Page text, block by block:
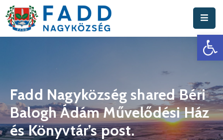
Hivatal
Fadd
Nagyközség
Fadd Nagyközség shared Béri
Balogh Ádám Művelődési Ház
és Könyvtár’s post.